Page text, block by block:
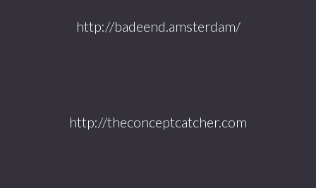
http://badeend.amsterdam/
http://theconceptcatcher.com